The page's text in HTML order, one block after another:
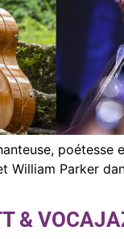
poétesse
William Parker
&